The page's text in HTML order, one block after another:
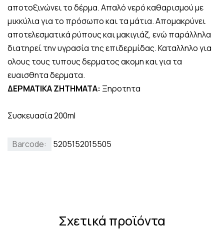
αποτοξινώνει το δέρμα. Απαλό νερό καθαρισμού με
μικκύλια για το πρόσωπο και τα μάτια. Απομακρύνει
αποτελεσματικά ρύπους και μακιγιάζ, ενώ παράλληλα
διατηρεί την υγρασία της επιδερμίδας. Καταλληλο για
ολους τους τυπους δερματος ακομη και για τα
ευαισθητα δερματα.
ΔΕΡΜΑΤΙΚΑ ΖΗΤΗΜΑΤΑ: Ξηροτητα
Συσκευασία 200ml
Barcode: 5205152015505
Σχετικά προϊόντα